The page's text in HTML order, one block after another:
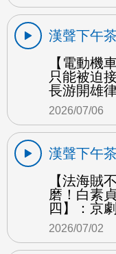
漢聲下午
【電動機
只能被迫
長游開雄
2026/07/06
漢聲下午
【法海賊
磨！白素
四】：京
2026/07/02